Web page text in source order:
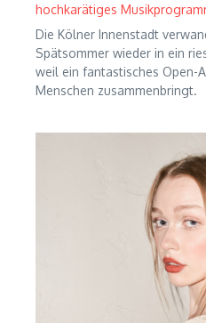
hochkarätiges
Die Kölner Innenstadt
Spätsommer wieder in ein
weil ein fantastisches Open-
Menschen zusammenbringt.